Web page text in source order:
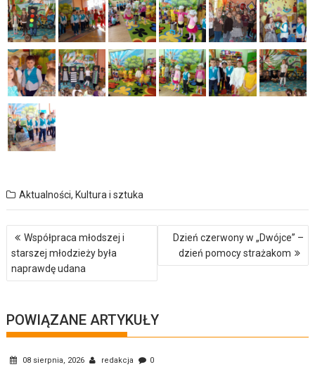
Aktualności, Kultura i sztuka
Nawigacja
wpisu
Współpraca młodszej i
starszej młodzieży była
naprawdę udana
Dzień czerwony w „Dwójce” –
dzień pomocy strażakom
POWIĄZANE ARTYKUŁY
08 sierpnia, 2026 redakcja 0